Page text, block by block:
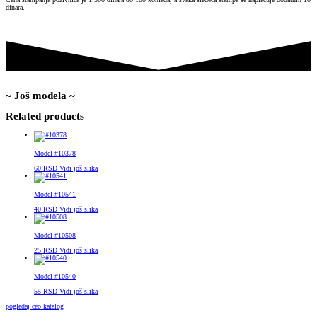
dinara.
~ Još modela ~
Related products
Model #10378
60 RSD Vidi još slika
Model #10541
40 RSD Vidi još slika
Model #10508
25 RSD Vidi još slika
Model #10540
55 RSD Vidi još slika
pogledaj ceo katalog